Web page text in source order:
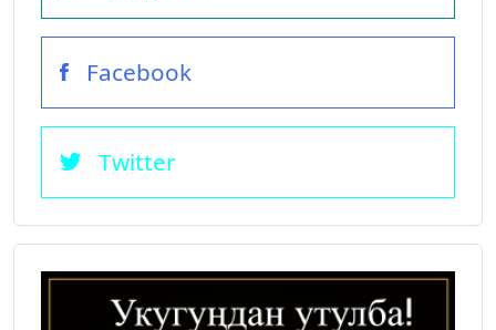
Facebook
Twitter